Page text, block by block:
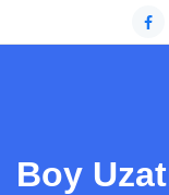
Boy